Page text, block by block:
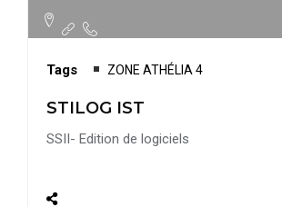
Tags ZONE ATHÉLIA 4
STILOG IST
SSII- Edition de logiciels